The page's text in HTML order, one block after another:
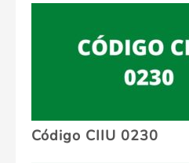
Código CIIU 0230